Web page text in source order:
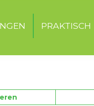
PRAKTISCH